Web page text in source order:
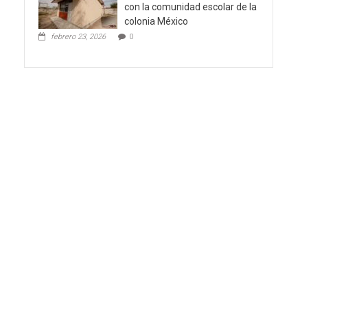
con la comunidad escolar de la
colonia México
febrero 23, 2026 0